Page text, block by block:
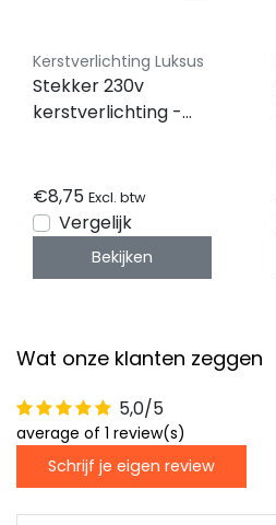
Kerstverlichting Luksus
Stekker 230v
kerstverlichting -
230v - ip67 - 6000
LED's
€8,75 Excl. btw
Vergelijk
Bekijken
Wat onze klanten zeggen
5,0/5
average of 1 review(s)
Schrijf je eigen review